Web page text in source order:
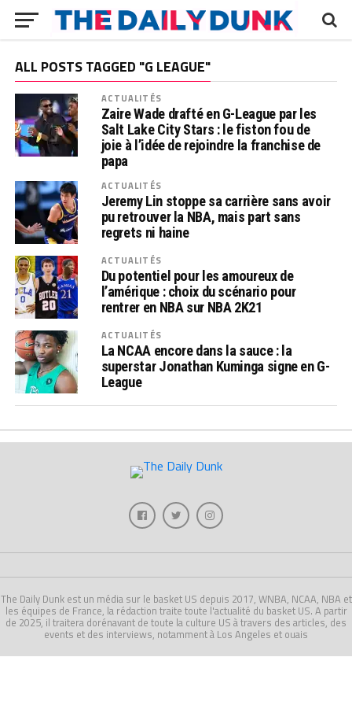
ALL POSTS TAGGED "G LEAGUE"
ACTUALITÉS
Zaire Wade drafté en G-League par les
Salt Lake City Stars : le fiston fou de
joie à l’idée de rejoindre la franchise de
papa
ACTUALITÉS
Jeremy Lin stoppe sa carrière sans avoir
pu retrouver la NBA, mais part sans
regrets ni haine
ACTUALITÉS
Du potentiel pour les amoureux de
l’amérique : choix du scénario pour
rentrer en NBA sur NBA 2K21
ACTUALITÉS
La NCAA encore dans la sauce : la
superstar Jonathan Kuminga signe en G-
League
The Daily Dunk est un média sur le basket US depuis 2017, WNBA, NCAA, NBA et
les équipes de France, la rédaction traite toute l'actualité du basket US. A partir
de 2025, il traitera dorénavant de toute la culture US à travers des articles, des
events et des interviews, notamment à Los Angeles et ouais